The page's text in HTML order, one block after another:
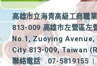
高雄市立海青高級工商職
813-009 高雄市左營區左
No.1, Zuoying
City 813-009, Taiwan
聯絡電話
07-5819155
|